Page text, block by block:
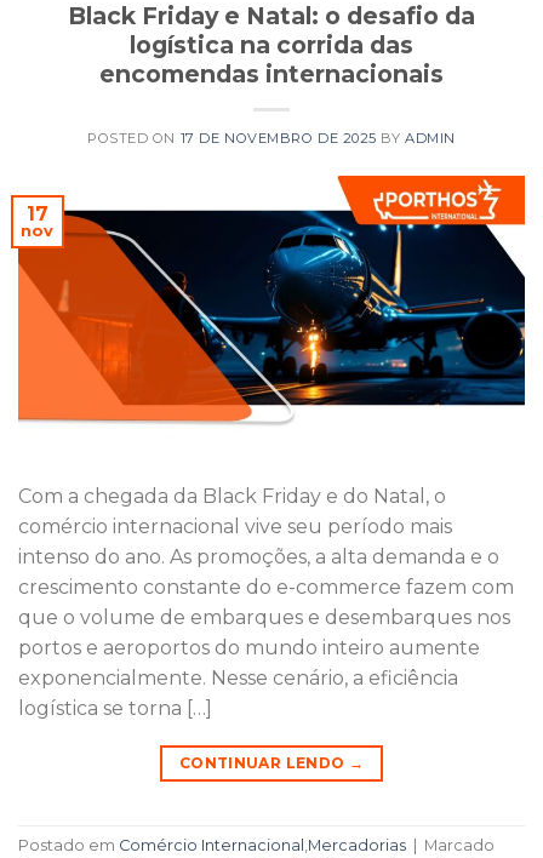
Black Friday e Natal: o desafio da
logística na corrida das
encomendas internacionais
POSTED ON 17 DE NOVEMBRO DE 2025 BYADMIN
17
nov
Com a chegada da Black Friday e do Natal, o
comércio internacional vive seu período mais
intenso do ano. As promoções, a alta demanda e o
crescimento constante do e-commerce fazem com
que o volume de embarques e desembarques nos
portos e aeroportos do mundo inteiro aumente
exponencialmente. Nesse cenário, a eficiência
logística se torna […]
CONTINUAR LENDO →
Postado em Comércio Internacional Mercadorias
Marcado